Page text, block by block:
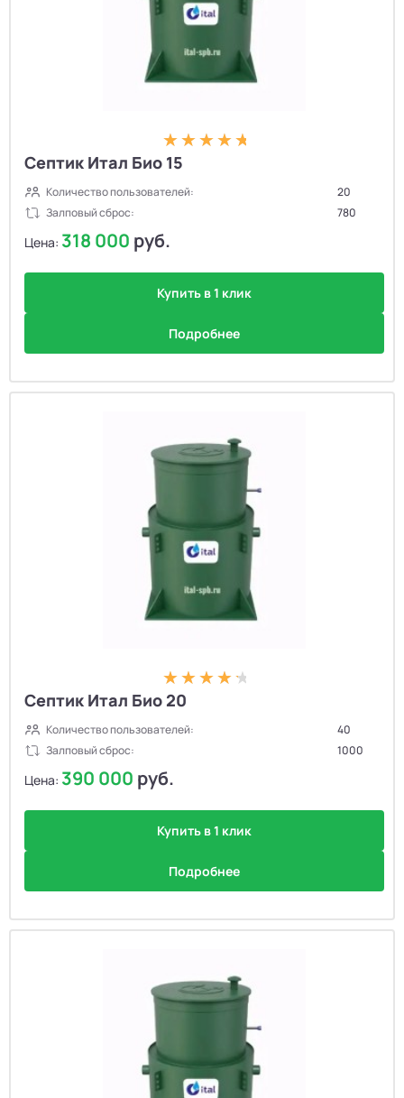
Септик Итал Био 15
Количество пользователей:
20
Залповый сброс:
780
Цена: 318 000 руб.
Купить в 1 клик
Подробнее
Септик Итал Био 20
Количество пользователей:
40
Залповый сброс:
1000
Цена: 390 000 руб.
Купить в 1 клик
Подробнее